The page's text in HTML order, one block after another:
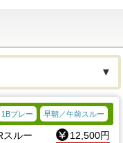
▼
早朝／午前スルー
1Bプレー
ルー 12,500円